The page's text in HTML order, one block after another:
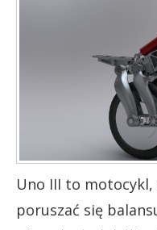
Uno III to
poruszać się